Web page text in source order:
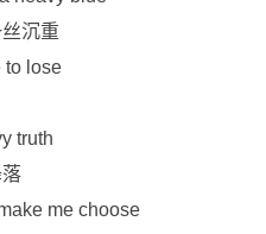
沉重
to lose
truth
me choose